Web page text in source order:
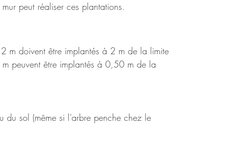
peut réaliser ces plantations.
m doivent être implantés à 2 m de la limite
m peuvent être implantés à 0,50 m de la
du sol (même si l’arbre penche chez le